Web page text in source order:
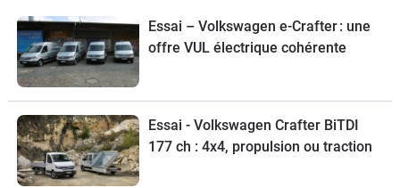
Essai – Volkswagen e-Crafter : une
offre VUL électrique cohérente
Essai - Volkswagen Crafter BiTDI
177 ch : 4x4, propulsion ou traction